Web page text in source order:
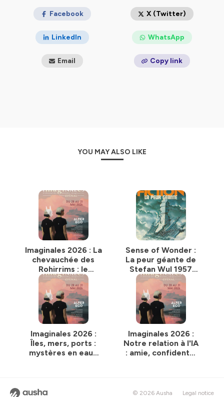
confidentialite
pour plus d'informations.
Facebook X (Twitter)
LinkedIn WhatsApp
Email Copy link
YOU MAY ALSO LIKE
Imaginales 2026 : La
chevauchée des
Rohirrims : le
combat épique
dans la fantasy
historique, plaisir
coupable ?
Sense of Wonder :
La peur géante de
Stefan Wul 1957
(1957)
Imaginales 2026 :
Îles, mers, ports :
mystères en eaux
Imaginales 2026 :
Notre relation à l'IA
: amie, confidente,
© 2026 Ausha Legal notice